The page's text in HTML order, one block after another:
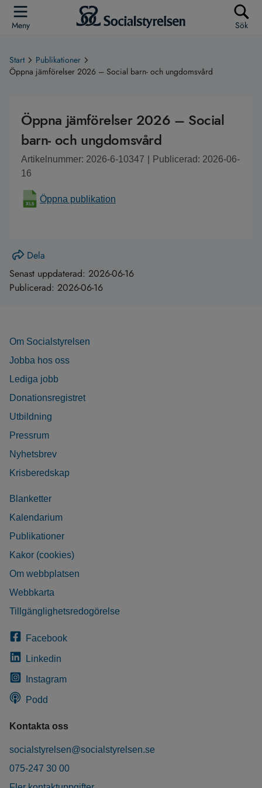
Meny Sök
Start
Publikationer
Öppna jämförelser 2026 – Social barn- och ungdomsvård
Öppna jämförelser 2026 – Social
barn- och ungdomsvård
Artikelnummer: 2026-6-10347
Publicerad: 2026-06-
16
Öppna publikation
Dela
Senast uppdaterad: 2026-06-16
Publicerad: 2026-06-16
Om Socialstyrelsen
Jobba hos oss
Lediga jobb
Donationsregistret
Utbildning
Pressrum
Nyhetsbrev
Krisberedskap
Blanketter
Kalendarium
Publikationer
Kakor (cookies)
Om webbplatsen
Webbkarta
Tillgänglighetsredogörelse
Facebook
Linkedin
Instagram
Podd
Kontakta oss
socialstyrelsen@socialstyrelsen.se
075-247 30 00